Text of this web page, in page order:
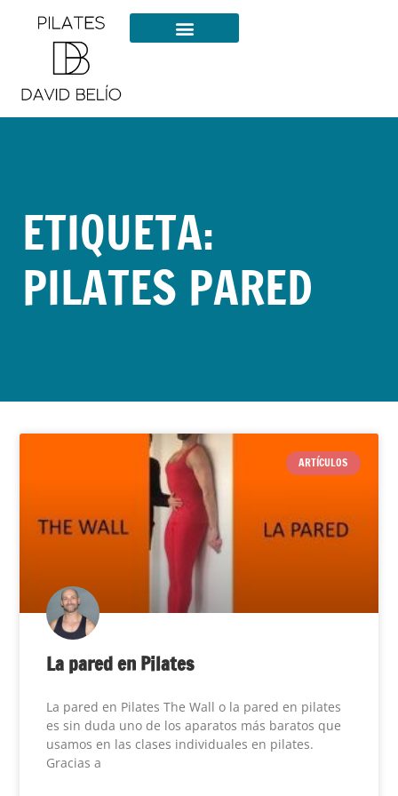
ETIQUETA:
PILATES PARED
ARTÍCULOS
La pared en Pilates
La pared en Pilates The Wall o la pared en pilates
es sin duda uno de los aparatos más baratos que
usamos en las clases individuales en pilates.
Gracias a